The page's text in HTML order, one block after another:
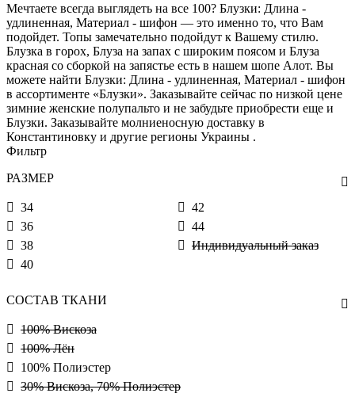
Мечтаете всегда выглядеть на все 100? Блузки: Длина -
удлиненная, Материал - шифон — это именно то, что Вам
подойдет. Топы замечательно подойдут к Вашему стилю.
Блузка в горох, Блуза на запах с широким поясом и Блуза
красная со сборкой на запястье есть в нашем шопе Алот. Вы
можете найти Блузки: Длина - удлиненная, Материал - шифон
в ассортименте «Блузки». Заказывайте сейчас по низкой цене
зимние женские полупальто и не забудьте приобрести еще и
Блузки. Заказывайте молниеносную доставку в
Константиновку и другие регионы Украины .
Фильтр
РАЗМЕР
34
36
38
40
42
44
Индивидуальный заказ
СОСТАВ ТКАНИ
100% Вискоза
100% Лён
100% Полиэстер
30% Вискоза, 70% Полиэстер